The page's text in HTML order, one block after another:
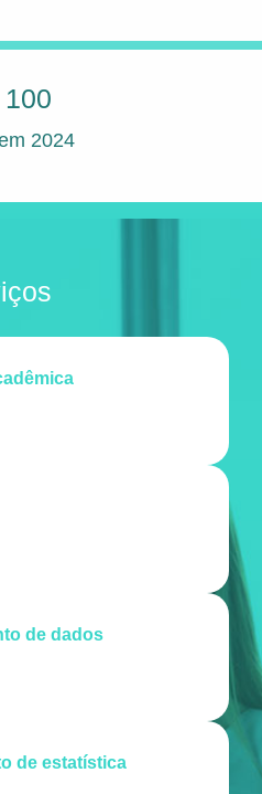
2024
de dados
de estatística